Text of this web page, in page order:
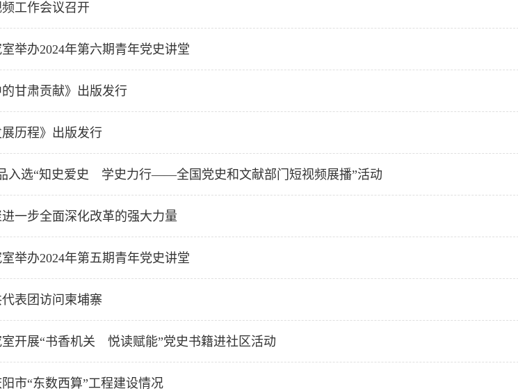
工作会议召开
举办2024年第六期青年党史讲堂
的甘肃贡献》出版发行
展历程》出版发行
入选“知史爱史 学史力行——全国党史和文献部门短视频展播”活动
一步全面深化改革的强大力量
举办2024年第五期青年党史讲堂
表团访问柬埔寨
开展“书香机关 悦读赋能”党史书籍进社区活动
市“东数西算”工程建设情况